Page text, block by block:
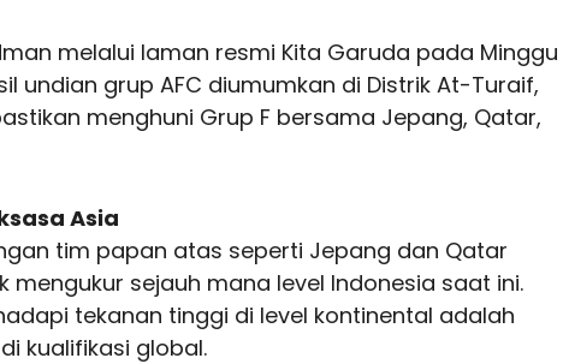
melalui laman resmi Kita Garuda pada Minggu
undian grup AFC diumumkan di Distrik At-Turaif,
menghuni Grup F bersama Jepang, Qatar,
Asia
tim papan atas seperti Jepang dan Qatar
sejauh mana level Indonesia saat ini.
tekanan tinggi di level kontinental adalah
kualifikasi global.